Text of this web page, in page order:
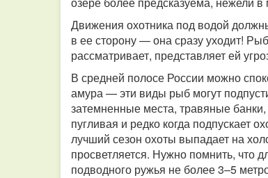
Движения охотника под водой
в ее сторону — она сразу уходит!
рассматривает, представляет ей
В средней полосе России можно
амура — эти виды рыб могут
затемненные места, травяные
пугливая и редко когда подпускает
лучший сезон охоты выпадает на
просветляется. Нужно помнить, что
подводного ружья не более 3–5